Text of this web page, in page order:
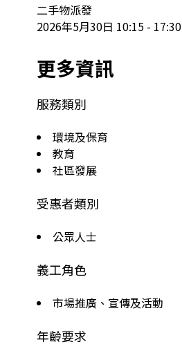
二手物派發
2026年5月30日 10:15 - 17:30
更多資訊
服務類別
環境及保育
教育
社區發展
受惠者類別
公眾人士
義工角色
市場推廣、宣傳及活動
年齡要求